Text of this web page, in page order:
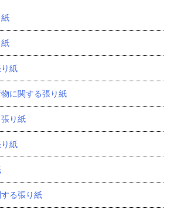
紙
に関する張り紙
り紙
紙
る張り紙